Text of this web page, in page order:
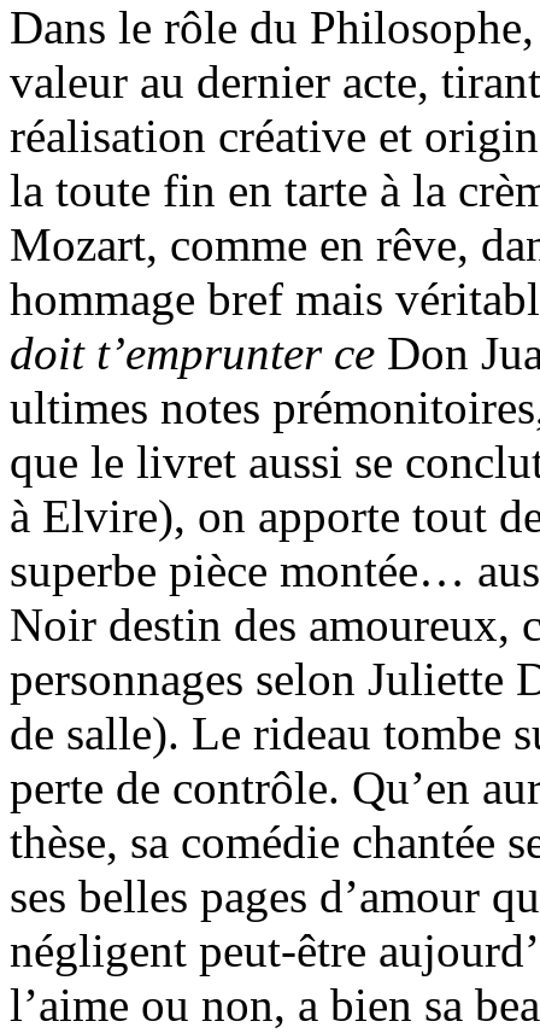
Dans le rôle du
valeur au dernier acte,
réalisation créative et
la toute fin en tarte à la
Mozart, comme en rêve,
hommage bref mais
doit t’emprunter ce Don
ultimes notes
que le livret aussi se
à Elvire), on apporte tout
superbe pièce montée…
Noir destin des amoureux,
personnages selon Juliette
de salle). Le rideau tombe
perte de contrôle. Qu’en
thèse, sa comédie chantée
ses belles pages d’amour
négligent peut-être
l’aime ou non, a bien sa